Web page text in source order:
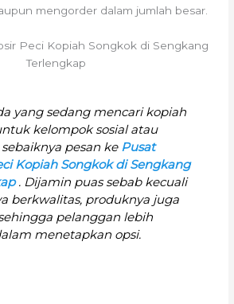
mengorder dalam jumlah besar.
yang sedang mencari kopiah
kelompok sosial atau
pesan ke Pusat
Kopiah Songkok di Sengkang
. Dijamin puas sebab kecuali
berkwalitas, produknya juga
pelanggan lebih
menetapkan opsi.